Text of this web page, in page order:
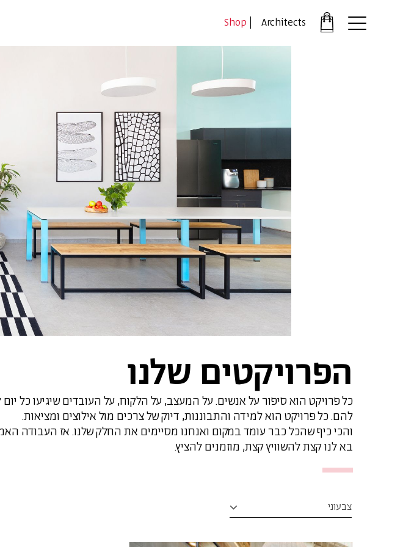
Shop Architectsפתיחת
כבר רשומים?
התחברו
*יש להזין את המספר הטלפון הנייד שלך ונשלח לך קוד אימות
הפרויקטים שלנו
כל פרויקט הוא סיפור על אנשים. על המעצב, על הלקוח, על העובדים שיגיעו כל
להם. כל פרויקט הוא למידה והתבוננות, דיוק של צרכים מול אילוצים ומציאות.
והכי כיף שהכל כבר עומד במקום ואנחנו מסיימים את החלק שלנו. אז העבודה
בא לנו קצת להשוויץ קצת, מוזמנים להציץ.
צבעוני